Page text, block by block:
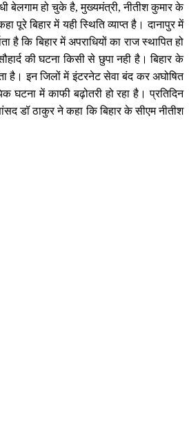
बेलगाम हो चुके है, मुख्यमंत्री, नीतीश कुमार के
बिहार में यही स्थिति व्याप्त है। दानापुर में
कि बिहार में अपराधियों का राज स्थापित हो
की घटना किसी से छुपा नही है। बिहार के
है। इन जिलों में इंटरनेट सेवा बंद कर अघोषित
में काफी बढ़ोतरी हो रहा है। प्रतिदिन
डॉ ठाकुर ने कहा कि बिहार के सीएम नीतीश